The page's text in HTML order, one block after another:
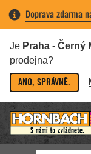
Doprava zdarma
Je Praha - Černý
prodejna?
ANO, SPRÁVNĚ.